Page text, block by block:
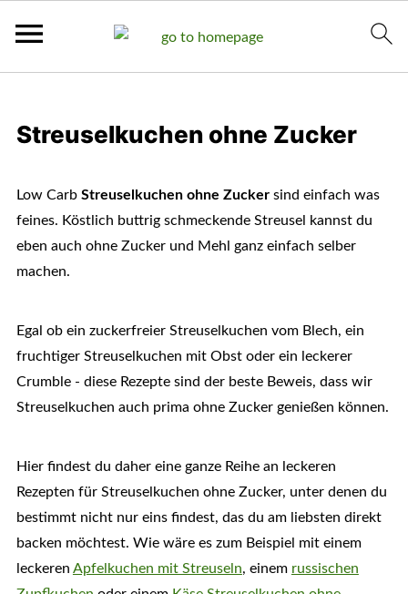
Streuselkuchen ohne Zucker
Low Carb Streuselkuchen ohne Zuckersind einfach was
feines. Köstlich buttrig schmeckende Streusel kannst du
eben auch ohne Zucker und Mehl ganz einfach selber
machen.
Egal ob ein zuckerfreier Streuselkuchen vom Blech, ein
fruchtiger Streuselkuchen mit Obst oder ein leckerer
Crumble - diese Rezepte sind der beste Beweis, dass wir
Streuselkuchen auch prima ohne Zucker genießen können.
Hier findest du daher eine ganze Reihe an leckeren
Rezepten für Streuselkuchen ohne Zucker, unter denen du
bestimmt nicht nur eins findest, das du am liebsten direkt
backen möchtest. Wie wäre es zum Beispiel mit einem
leckeren Apfelkuchen mit Streuseln, einem russischen